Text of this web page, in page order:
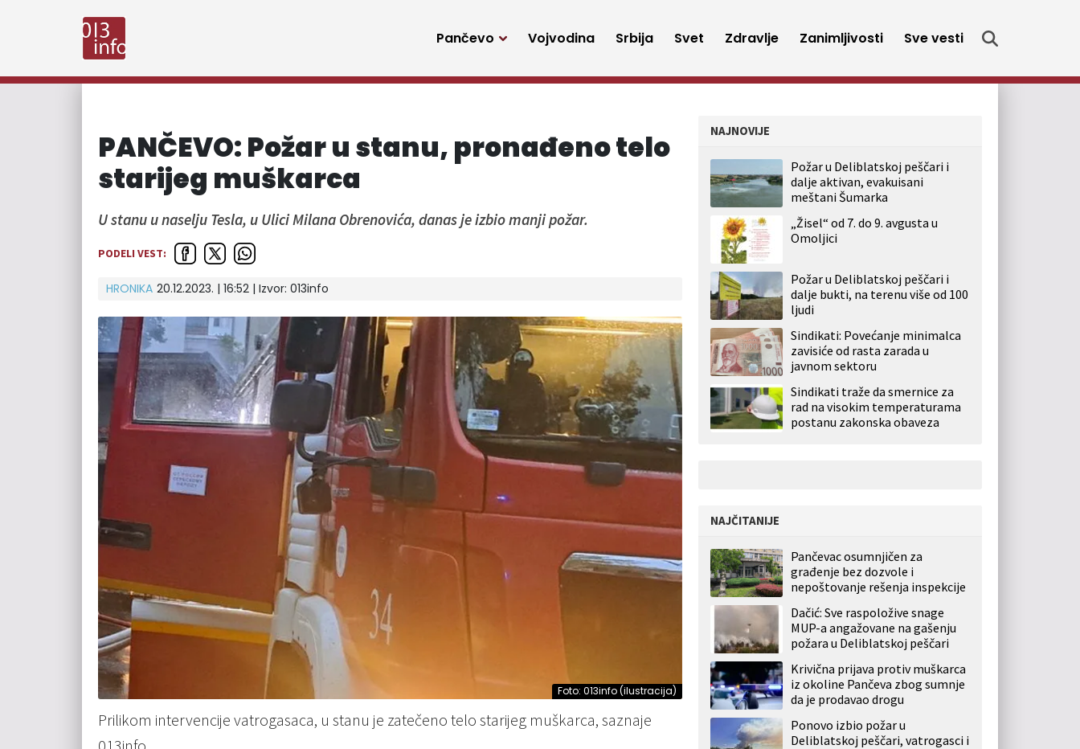
Pančevo Vojvodina Srbija Svet Zdravlje Zanimljivosti Sve vesti
PANČEVO: Požar u stanu, pronađeno telo
starijeg muškarca
U stanu u naselju Tesla, u Ulici Milana Obrenovića, danas je izbio manji požar.
PODELI VEST:
HRONIKA 20.12.2023. | 16:52 | Izvor: 013info
Foto: 013info (ilustracija)
Prilikom intervencije vatrogasaca, u stanu je zatečeno telo starijeg muškarca, saznaje
NAJNOVIJE
Požar u Deliblatskoj peščari i
dalje aktivan, evakuisani
meštani Šumarka
„Žisel“ od 7. do 9. avgusta u
Omoljici
Požar u Deliblatskoj peščari i
dalje bukti, na terenu više od 100
ljudi
Sindikati: Povećanje minimalca
zavisiće od rasta zarada u
javnom sektoru
Sindikati traže da smernice za
rad na visokim temperaturama
postanu zakonska obaveza
NAJČITANIJE
Pančevac osumnjičen za
građenje bez dozvole i
nepoštovanje rešenja inspekcije
Dačić: Sve raspoložive snage
MUP-a angažovane na gašenju
požara u Deliblatskoj peščari
Krivična prijava protiv muškarca
iz okoline Pančeva zbog sumnje
da je prodavao drogu
Ponovo izbio požar u
Deliblatskoj peščari, vatrogasci i